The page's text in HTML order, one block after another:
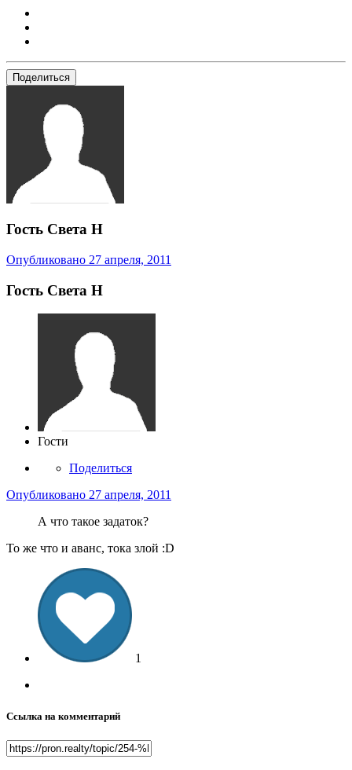
Поделиться
Гость Света Н
Опубликовано 27 апреля, 2011
Гость Света Н
Гости
Поделиться
Опубликовано 27 апреля, 2011
А что такое задаток?
То же что и аванс, тока злой :D
1
Ссылка на комментарий